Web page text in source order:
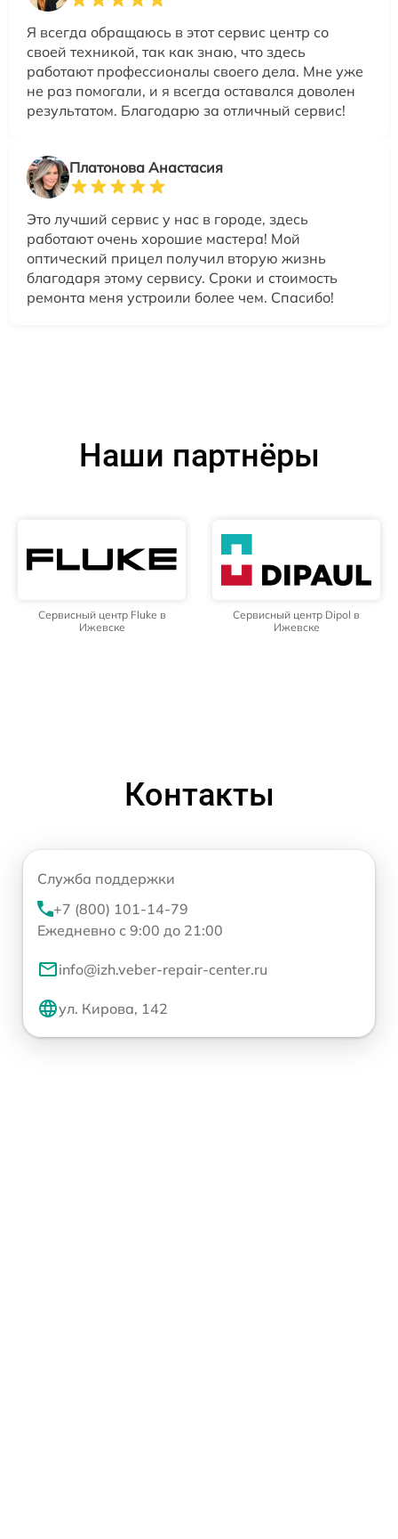
Я всегда обращаюсь в этот сервис центр со
своей техникой, так как знаю, что здесь
работают профессионалы своего дела. Мне уже
не раз помогали, и я всегда оставался доволен
результатом. Благодарю за отличный сервис!
Платонова Анастасия
Это лучший сервис у нас в городе, здесь
работают очень хорошие мастера! Мой
оптический прицел получил вторую жизнь
благодаря этому сервису. Сроки и стоимость
ремонта меня устроили более чем. Спасибо!
Наши партнёры
Сервисный центр Fluke в
Ижевске
Сервисный центр Dipol в
Ижевске
Контакты
Служба поддержки
+7 (800) 101-14-79
Ежедневно с 9:00 до 21:00
info@izh.veber-repair-center.ru
ул. Кирова, 142